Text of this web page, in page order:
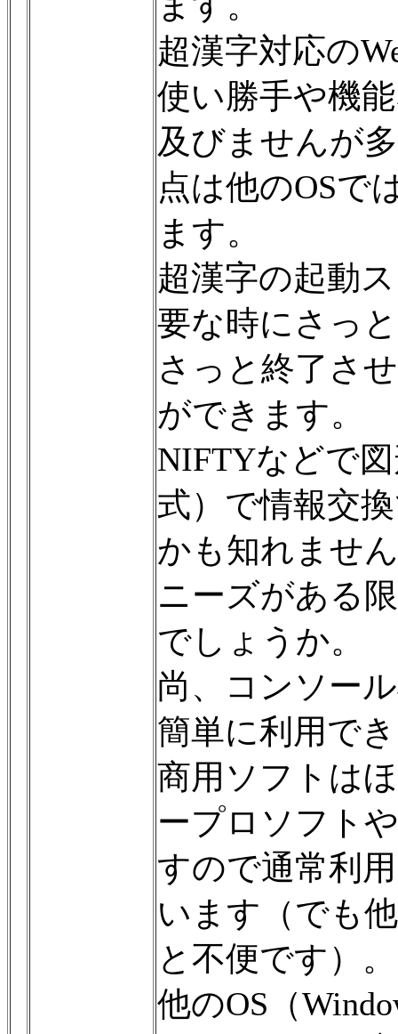
超漢字対応の
使い勝手や機
及びませんが
点は他のOSで
ます。
超漢字の起動
要な時にさっ
さっと終了さ
ができます。
NIFTYなどで
式）で情報交
かも知れませ
ニーズがある
でしょうか。
尚、コンソー
簡単に利用で
商用ソフトは
ープロソフト
すので通常利
います（でも
と不便です）。
他のOS（